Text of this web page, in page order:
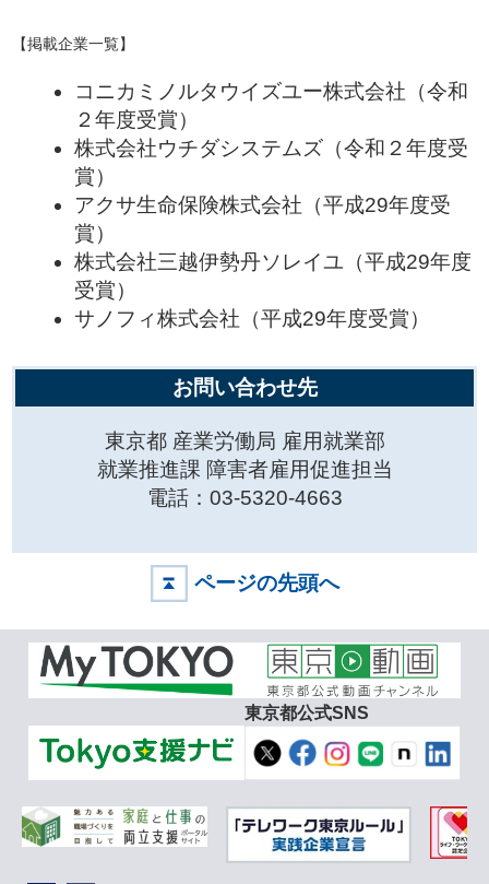
【掲載企業一覧】
コニカミノルタウイズユー株式会社（令和
２年度受賞）
株式会社ウチダシステムズ（令和２年度受
賞）
アクサ生命保険株式会社（平成29年度受
賞）
株式会社三越伊勢丹ソレイユ（平成29年度
受賞）
サノフィ株式会社（平成29年度受賞）
お問い合わせ先
東京都 産業労働局 雇用就業部
就業推進課 障害者雇用促進担当
電話：03-5320-4663
ページの先頭へ
東京都公式SNS